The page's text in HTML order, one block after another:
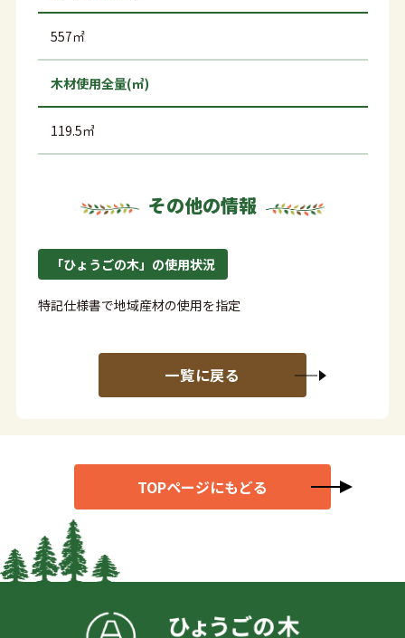
557㎡
木材使用全量(㎥)
119.5㎥
その他の情報
「ひょうごの木」の使用状況
特記仕様書で地域産材の使用を指定
一覧に戻る
TOPページにもどる